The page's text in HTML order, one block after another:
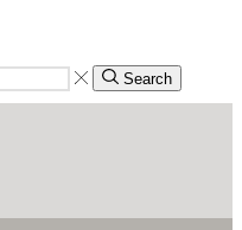
Search